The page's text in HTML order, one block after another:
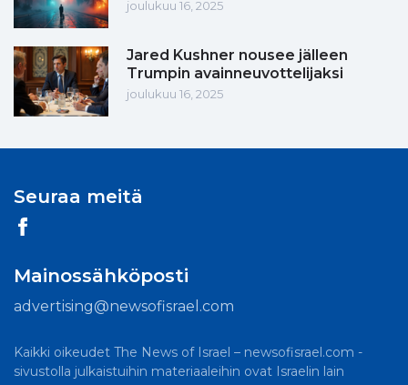
joulukuu 16, 2025
Jared Kushner nousee jälleen
Trumpin avainneuvottelijaksi
joulukuu 16, 2025
Seuraa meitä
Mainossähköposti
advertising@newsofisrael.com
Kaikki oikeudet The News of Israel – newsofisrael.com -
sivustolla julkaistuihin materiaaleihin ovat Israelin lain